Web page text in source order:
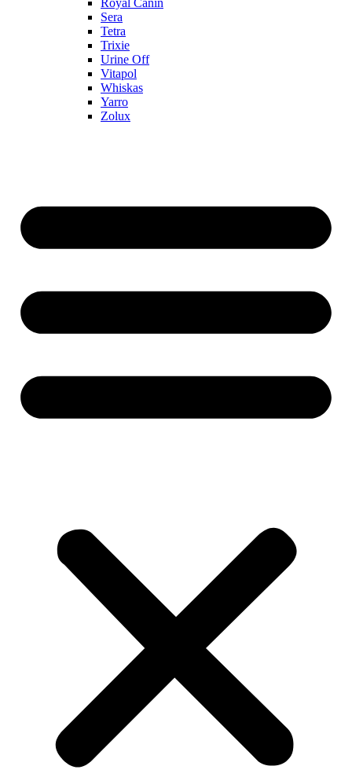
Royal Canin
Sera
Tetra
Trixie
Urine Off
Vitapol
Whiskas
Yarro
Zolux